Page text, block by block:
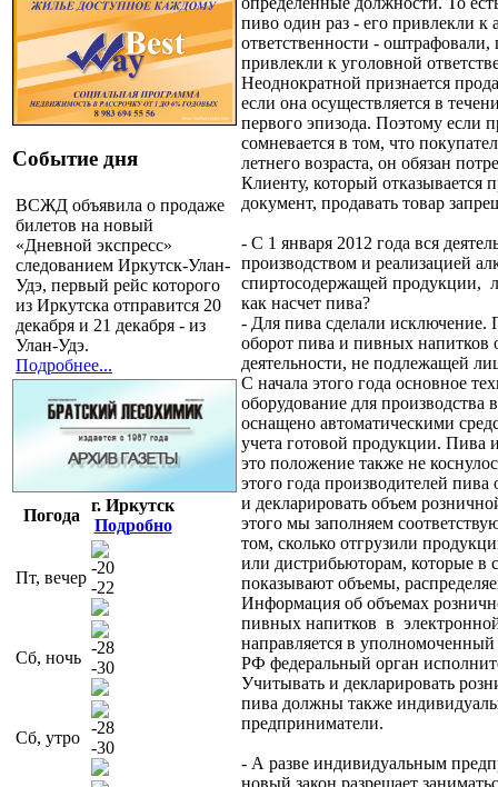
Событие дня
ВСЖД объявила о продаже
билетов на новый
«Дневной экспресс»
следованием Иркутск-Улан-
Удэ, первый рейс которого
из Иркутска отправится 20
декабря и 21 декабря - из
Улан-Удэ.
Подробнее...
Погода
г. Иркутск
Подробно
Пт, вечер
-20
-22
Сб, ночь
-28
-30
Сб, утро
-28
-30
пиво один раз - его привлекли к
ответственности - оштрафовали,
привлекли к уголовной
Неоднократной признается
если она осуществляется в
первого эпизода. Поэтому если
сомневается в том, что
летнего возраста, он обязан
Клиенту, который отказывается
документ, продавать товар
- С 1 января 2012 года вся
производством и реализацией
спиртосодержащей продукции,
как насчет пива?
- Для пива сделали исключение.
оборот пива и пивных напитков
деятельности, не подлежащей
С начала этого года основное
оборудование для производства
оснащено автоматическими
учета готовой продукции. Пива
это положение также не
этого года производителей пива
и декларировать объем
этого мы заполняем
том, сколько отгрузили
или дистрибьюторам, которые в
показывают объемы,
Информация об объемах
пивных напитков в
направляется в
РФ федеральный орган
Учитывать и декларировать
пива должны также
предприниматели.
- А разве индивидуальным
новый закон разрешает